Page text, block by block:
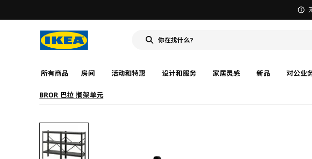
所有商品 房间 活动和特惠 设计和服务 家居灵感 新品 对公业
BROR 巴拉 搁架单元